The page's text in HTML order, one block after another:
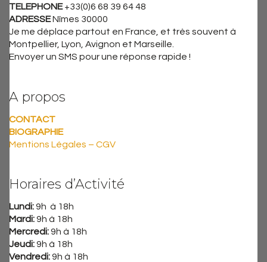
TELEPHONE+33(0)6 68 39 64 48
ADRESSENîmes 30000
Je me déplace partout en France, et très souvent à
Montpellier, Lyon, Avignon et Marseille.
Envoyer un SMS pour une réponse rapide !
A propos
CONTACT
BIOGRAPHIE
Mentions Légales – CGV
Horaires d’Activité
Lundi:9h à 18h
Mardi:9h à 18h
Mercredi:9h à 18h
Jeudi:9h à 18h
Vendredi:9h à 18h